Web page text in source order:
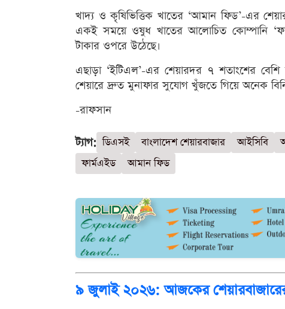
খাদ্য ও কৃষিভিত্তিক খাতের ‘আমান ফিড’-এর
একই সময়ে ওষুধ খাতের আলোচিত কোম্পানি
টাকার ওপরে উঠেছে।
এছাড়া ‘ইটিএল’-এর শেয়ারদর ৭ শতাংশের বেশি
শেয়ারে দ্রুত মুনাফার সুযোগ খুঁজতে গিয়ে অনেক
-রাফসান
ট্যাগ: ডিএসই বাংলাদেশ শেয়ারবাজার আইসিবি
ফার্মএইড
আমান ফিড
৯ জুলাই ২০২৬: আজকের শেয়ারবাজারের